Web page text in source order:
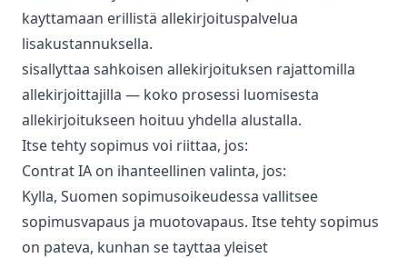
kayttamaan erillistä allekirjoituspalvelua
lisakustannuksella.
sisallyttaa sahkoisen allekirjoituksen rajattomilla
allekirjoittajilla — koko prosessi luomisesta
allekirjoitukseen hoituu yhdella alustalla.
Itse tehty sopimus voi riittaa, jos:
Contrat IA on ihanteellinen valinta, jos:
Kylla, Suomen sopimusoikeudessa vallitsee
sopimusvapaus ja muotovapaus. Itse tehty sopimus
on pateva, kunhan se tayttaa yleiset